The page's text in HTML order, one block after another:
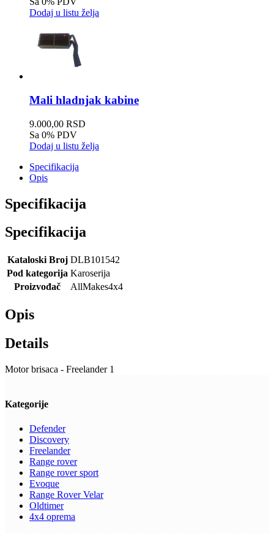
Dodaj u listu želja
Mali hladnjak kabine
9.000,00 RSD
Sa 0% PDV
Dodaj u listu želja
Specifikacija
Opis
Specifikacija
Specifikacija
Kataloski Broj DLB101542
Pod kategorija Karoserija
Proizvođač
AllMakes4x4
Opis
Details
Motor brisaca - Freelander 1
Kategorije
Defender
Discovery
Freelander
Range rover
Range rover sport
Evoque
Range Rover Velar
Oldtimer
4x4 oprema